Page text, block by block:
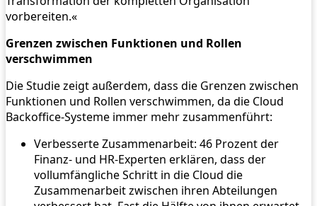
vorbereiten.«
Grenzen zwischen Funktionen und Rollen
verschwimmen
Die Studie zeigt außerdem, dass die Grenzen zwischen
Funktionen und Rollen verschwimmen, da die Cloud
Backoffice-Systeme immer mehr zusammenführt:
Verbesserte Zusammenarbeit: 46 Prozent der
Finanz- und HR-Experten erklären, dass der
vollumfängliche Schritt in die Cloud die
Zusammenarbeit zwischen ihren Abteilungen